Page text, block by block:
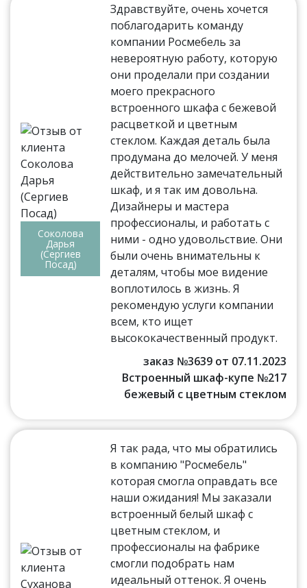
Соколова
Дарья
(Сергиев
Посад)
Здравствуйте, очень хочется
поблагодарить команду
компании Росмебель за
невероятную работу, которую
они проделали при создании
моего прекрасного
встроенного шкафа с бежевой
расцветкой и цветным
стеклом. Каждая деталь была
продумана до мелочей. У меня
действительно замечательный
шкаф, и я так им довольна.
Дизайнеры и мастера
профессионалы, и работать с
ними - одно удовольствие. Они
были очень внимательны к
деталям, чтобы мое видение
воплотилось в жизнь. Я
рекомендую услуги компании
всем, кто ищет
высококачественный продукт.
заказ №3639 от 07.11.2023
Встроенный шкаф-купе №217
бежевый с цветным стеклом
Я так рада, что мы обратились
в компанию "Росмебель"
которая смогла оправдать все
наши ожидания! Мы заказали
встроенный белый шкаф с
цветным стеклом, и
профессионалы на фабрике
смогли подобрать нам
идеальный оттенок. Я очень